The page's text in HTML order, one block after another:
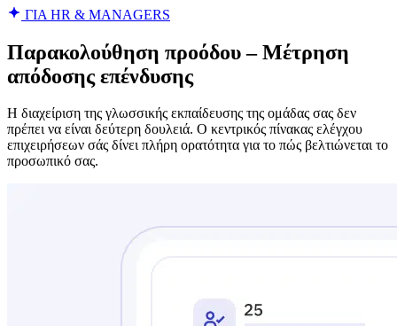
ΓΙΑ HR & MANAGERS
Παρακολούθηση προόδου – Μέτρηση
απόδοσης επένδυσης
Η διαχείριση της γλωσσικής εκπαίδευσης της ομάδας σας δεν
πρέπει να είναι δεύτερη δουλειά. Ο κεντρικός πίνακας ελέγχου
επιχειρήσεων σάς δίνει πλήρη ορατότητα για το πώς βελτιώνεται το
προσωπικό σας.